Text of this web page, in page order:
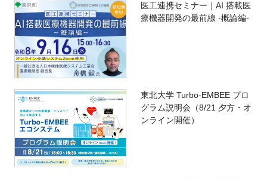
医工連携セミナー｜AI 搭載医
療機器開発の最前線 -概論編-
東北大学 Turbo-EMBEE プロ
グラム説明会（8/21 夕方・オ
ンライン開催）